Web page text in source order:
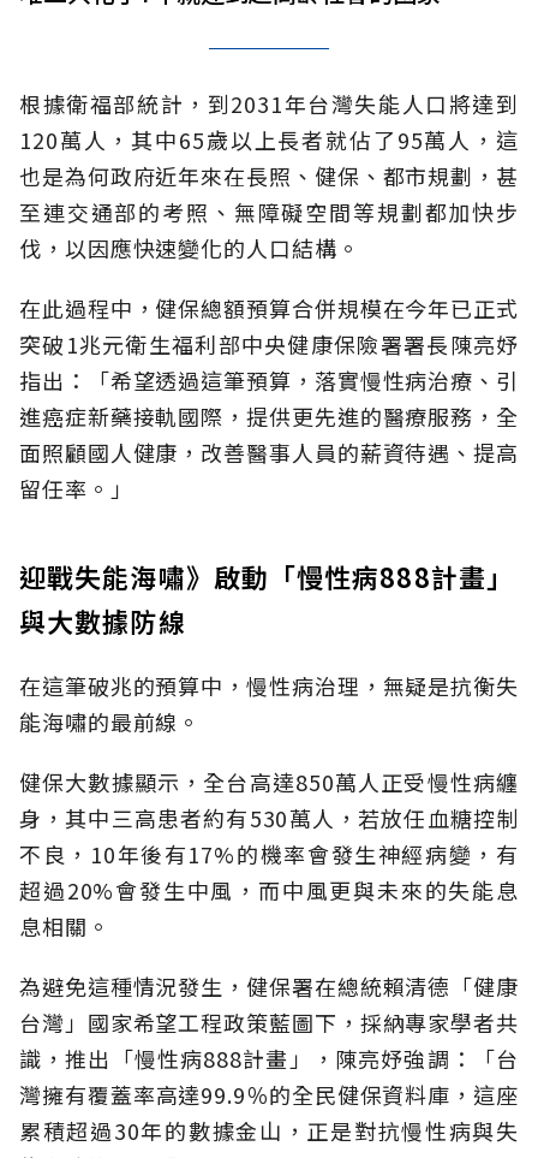
根據衛福部統計，到2031年台灣失能人口將達到
120萬人，其中65歲以上長者就佔了95萬人，這
也是為何政府近年來在長照、健保、都市規劃，甚
至連交通部的考照、無障礙空間等規劃都加快步
伐，以因應快速變化的人口結構。
在此過程中，健保總額預算合併規模在今年已正式
突破1兆元衛生福利部中央健康保險署署長陳亮妤
指出：「希望透過這筆預算，落實慢性病治療、引
進癌症新藥接軌國際，提供更先進的醫療服務，全
面照顧國人健康，改善醫事人員的薪資待遇、提高
留任率。」
迎戰失能海嘯》啟動「慢性病888計畫」
與大數據防線
在這筆破兆的預算中，慢性病治理，無疑是抗衡失
能海嘯的最前線。
健保大數據顯示，全台高達850萬人正受慢性病纏
身，其中三高患者約有530萬人，若放任血糖控制
不良，10年後有17%的機率會發生神經病變，有
超過20%會發生中風，而中風更與未來的失能息
息相關。
為避免這種情況發生，健保署在總統賴清德「健康
台灣」國家希望工程政策藍圖下，採納專家學者共
識，推出「慢性病888計畫」，陳亮妤強調：「台
灣擁有覆蓋率高達99.9％的全民健保資料庫，這座
累積超過30年的數據金山，正是對抗慢性病與失